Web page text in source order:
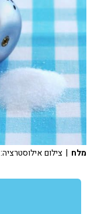
מלח | צילום אילוסטרציה: Ingram Image